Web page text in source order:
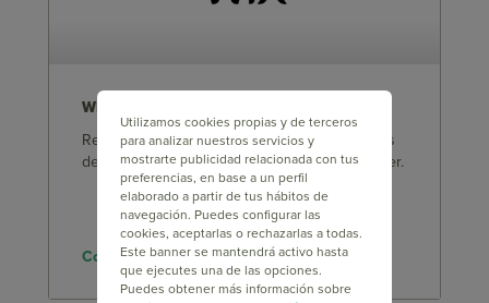
WIX
Recolecta información valiosa de los visitantes
de tu Sitio Web con los Formularios de Doppler.
Conoce los beneficios >>
Utilizamos cookies propias y de terceros
para analizar nuestros servicios y
mostrarte publicidad relacionada con tus
preferencias, en base a un perfil
elaborado a partir de tus hábitos de
navegación. Puedes configurar las
cookies, aceptarlas o rechazarlas a todas.
Este banner se mantendrá activo hasta
que ejecutes una de las opciones.
Puedes obtener más información sobre